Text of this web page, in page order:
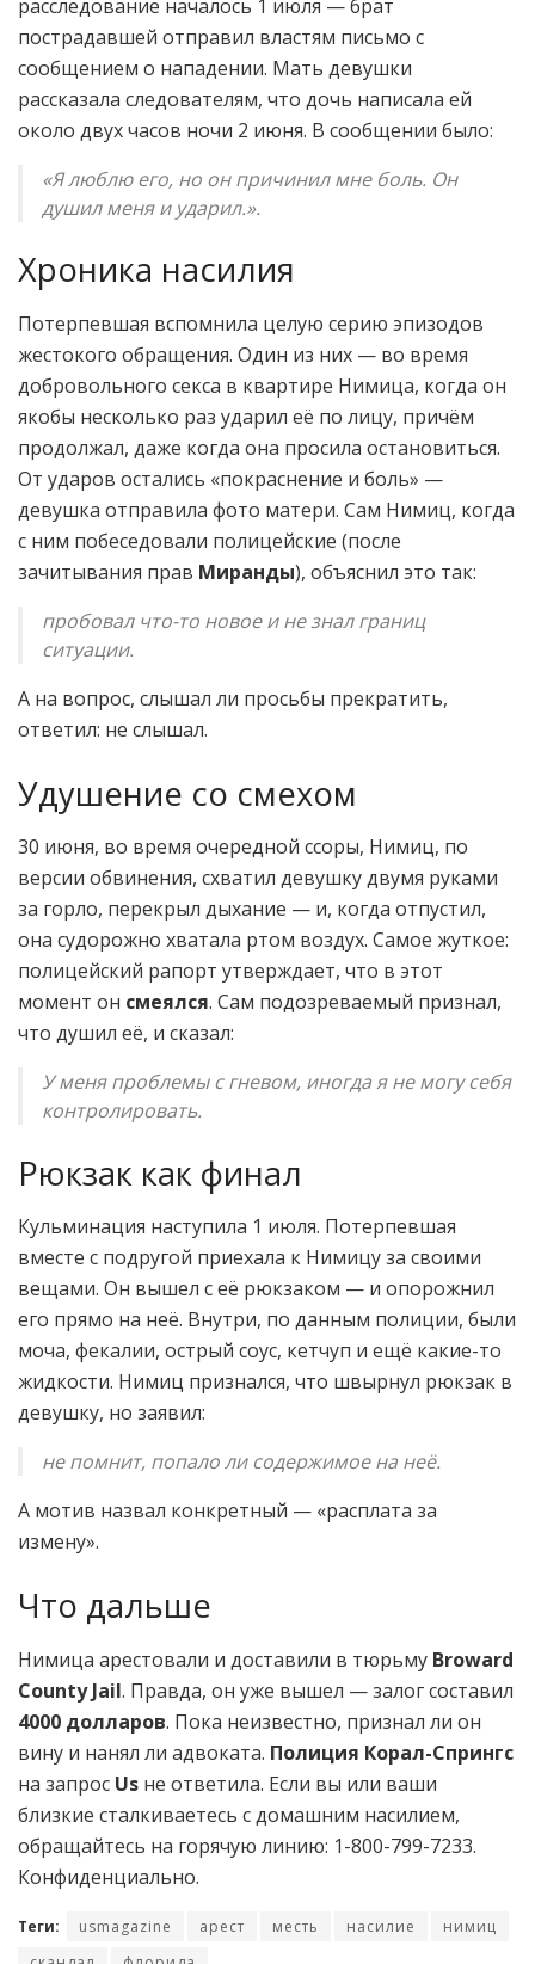
расследование началось 1 июля — брат
пострадавшей отправил властям письмо с
сообщением о нападении. Мать девушки
рассказала следователям, что дочь написала ей
около двух часов ночи 2 июня. В сообщении было:
«Я люблю его, но он причинил мне боль. Он
душил меня и ударил.».
Хроника насилия
Потерпевшая вспомнила целую серию эпизодов
жестокого обращения. Один из них — во время
добровольного секса в квартире Нимица, когда он
якобы несколько раз ударил её по лицу, причём
продолжал, даже когда она просила остановиться.
От ударов остались «покраснение и боль» —
девушка отправила фото матери. Сам Нимиц, когда
с ним побеседовали полицейские (после
зачитывания прав Миранды), объяснил это так:
пробовал что-то новое и не знал границ
ситуации.
А на вопрос, слышал ли просьбы прекратить,
ответил: не слышал.
Удушение со смехом
30 июня, во время очередной ссоры, Нимиц, по
версии обвинения, схватил девушку двумя руками
за горло, перекрыл дыхание — и, когда отпустил,
она судорожно хватала ртом воздух. Самое жуткое:
полицейский рапорт утверждает, что в этот
момент он смеялся. Сам подозреваемый признал,
что душил её, и сказал:
У меня проблемы с гневом, иногда я не могу себя
контролировать.
Рюкзак как финал
Кульминация наступила 1 июля. Потерпевшая
вместе с подругой приехала к Нимицу за своими
вещами. Он вышел с её рюкзаком — и опорожнил
его прямо на неё. Внутри, по данным полиции, были
моча, фекалии, острый соус, кетчуп и ещё какие-то
жидкости. Нимиц признался, что швырнул рюкзак в
девушку, но заявил:
не помнит, попало ли содержимое на неё.
А мотив назвал конкретный — «расплата за
измену».
Что дальше
Нимица арестовали и доставили в тюрьму Broward
County Jail. Правда, он уже вышел — залог составил
4000 долларов. Пока неизвестно, признал ли он
вину и нанял ли адвоката. Полиция Корал-Спрингс
на запрос Us не ответила. Если вы или ваши
близкие сталкиваетесь с домашним насилием,
обращайтесь на горячую линию: 1-800-799-7233.
Конфиденциально.
Теги: usmagazine арест месть насилие
нимиц